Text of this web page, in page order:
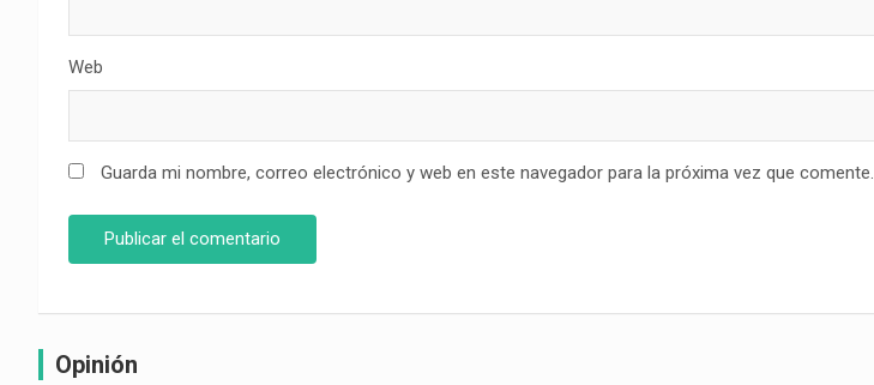
Web
Guarda mi nombre, correo electrónico y web en este navegador para la próxima vez que comente.
Opinión